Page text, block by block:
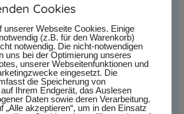
Cookies
unserer Webseite Cookies. Einige
(z.B. für den Warenkorb)
notwendig. Die nicht-notwendigen
uns bei der Optimierung unseres
unserer Webseitenfunktionen und
eingesetzt. Die
die Speicherung von
Ihrem Endgerät, das Auslesen
Daten sowie deren Verarbeitung.
„Alle akzeptieren“, um in den Einsatz